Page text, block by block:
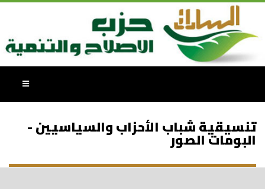
تنسيقية شباب الأحزاب والسياسيين -
البومات الصور